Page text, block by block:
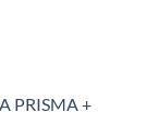
PRISMA +